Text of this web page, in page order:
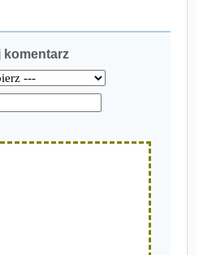
komentarz